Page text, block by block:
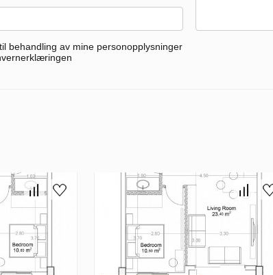
behandling av mine personopplysninger